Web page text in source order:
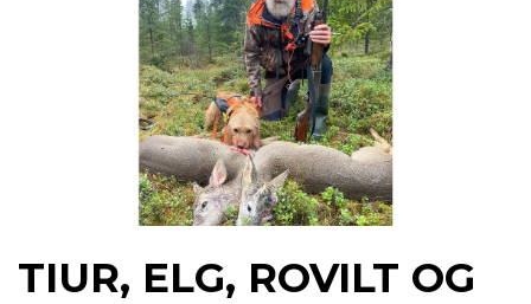
TIUR, ELG, ROVILT OG